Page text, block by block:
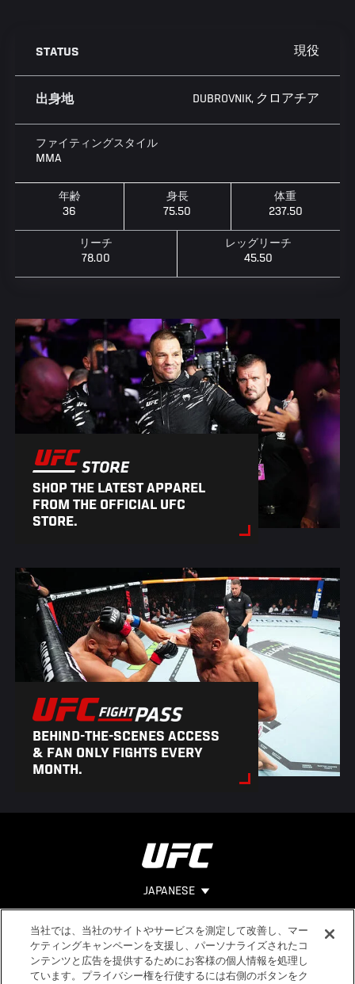
STATUS 現役
出身地 DUBROVNIK, クロアチア
ファイティングスタイル
MMA
年齢
36
身長
75.50
体重
237.50
リーチ
78.00
レッグリーチ
45.50
SHOP THE LATEST APPAREL
FROM THE OFFICIAL UFC
STORE.
BEHIND-THE-SCENES ACCESS
& FAN ONLY FIGHTS EVERY
MONTH.
JAPANESE
Footer ヘルプ
法的事項
利用規約
当社では、当社のサイトやサービスを測定して改善し、マー
ケティングキャンペーンを支援し、パーソナライズされたコ
ンテンツと広告を提供するためにお客様の個人情報を処理し
ています。プライバシー権を行使するには右側のボタンをク